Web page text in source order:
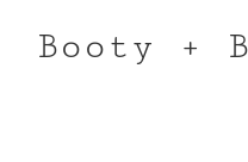
Booty +